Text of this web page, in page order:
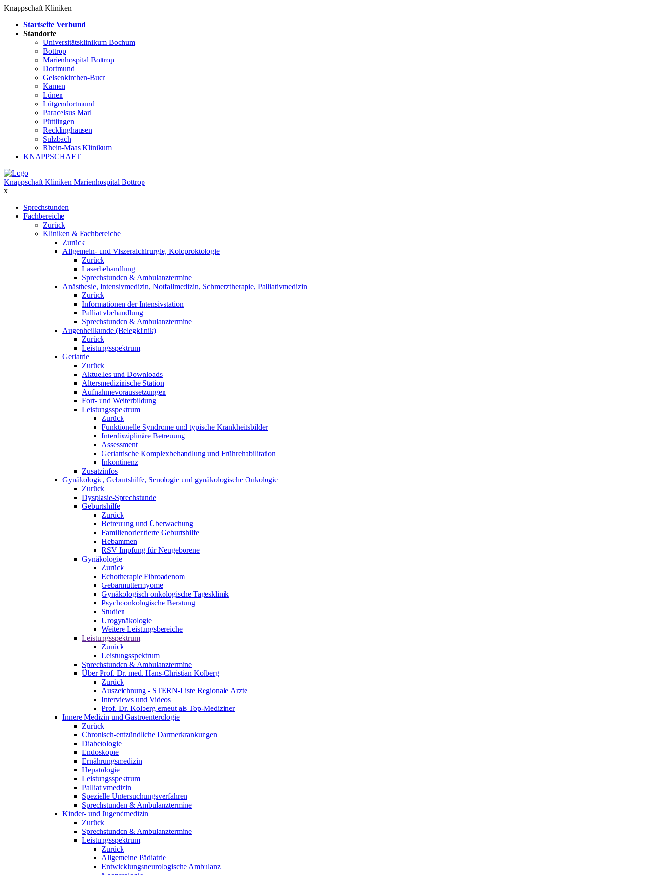
Knappschaft Kliniken
Startseite Verbund
Standorte
Universitätsklinikum Bochum
Bottrop
Marienhospital Bottrop
Dortmund
Gelsenkirchen-Buer
Kamen
Lünen
Lütgendortmund
Paracelsus Marl
Püttlingen
Recklinghausen
Sulzbach
Rhein-Maas Klinikum
KNAPPSCHAFT
Knappschaft Kliniken Marienhospital Bottrop
x
Sprechstunden
Fachbereiche
Zurück
Kliniken & Fachbereiche
Zurück
Allgemein- und Viszeralchirurgie, Koloproktologie
Zurück
Laserbehandlung
Sprechstunden & Ambulanztermine
Anästhesie, Intensivmedizin, Notfallmedizin, Schmerztherapie, Palliativmedizin
Zurück
Informationen der Intensivstation
Palliativbehandlung
Sprechstunden & Ambulanztermine
Augenheilkunde (Belegklinik)
Zurück
Leistungsspektrum
Geriatrie
Zurück
Aktuelles und Downloads
Altersmedizinische Station
Aufnahmevoraussetzungen
Fort- und Weiterbildung
Leistungsspektrum
Zurück
Funktionelle Syndrome und typische Krankheitsbilder
Interdisziplinäre Betreuung
Assessment
Geriatrische Komplexbehandlung und Frührehabilitation
Inkontinenz
Zusatzinfos
Gynäkologie, Geburtshilfe, Senologie und gynäkologische Onkologie
Zurück
Dysplasie-Sprechstunde
Geburtshilfe
Zurück
Betreuung und Überwachung
Familienorientierte Geburtshilfe
Hebammen
RSV Impfung für Neugeborene
Gynäkologie
Zurück
Echotherapie Fibroadenom
Gebärmuttermyome
Gynäkologisch onkologische Tagesklinik
Psychoonkologische Beratung
Studien
Urogynäkologie
Weitere Leistungsbereiche
Leistungsspektrum
Zurück
Leistungsspektrum
Sprechstunden & Ambulanztermine
Über Prof. Dr. med. Hans-Christian Kolberg
Zurück
Auszeichnung - STERN-Liste Regionale Ärzte
Interviews und Videos
Prof. Dr. Kolberg erneut als Top-Mediziner
Innere Medizin und Gastroenterologie
Zurück
Chronisch-entzündliche Darmerkrankungen
Diabetologie
Endoskopie
Ernährungsmedizin
Hepatologie
Leistungsspektrum
Palliativmedizin
Spezielle Untersuchungsverfahren
Sprechstunden & Ambulanztermine
Kinder- und Jugendmedizin
Zurück
Sprechstunden & Ambulanztermine
Leistungsspektrum
Zurück
Allgemeine Pädiatrie
Entwicklungsneurologische Ambulanz